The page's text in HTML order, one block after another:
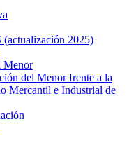
2025)
Menor
del Menor frente a la
Mercantil e Industrial de